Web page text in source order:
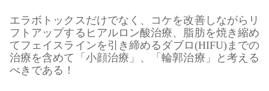
エラボトックスだけでなく、コケを改善しながらリ
フトアップするヒアルロン酸治療、脂肪を焼き縮め
てフェイスラインを引き締めるダブロ(HIFU)までの
治療を含めて「小顔治療」、「輪郭治療」と考える
べきである！